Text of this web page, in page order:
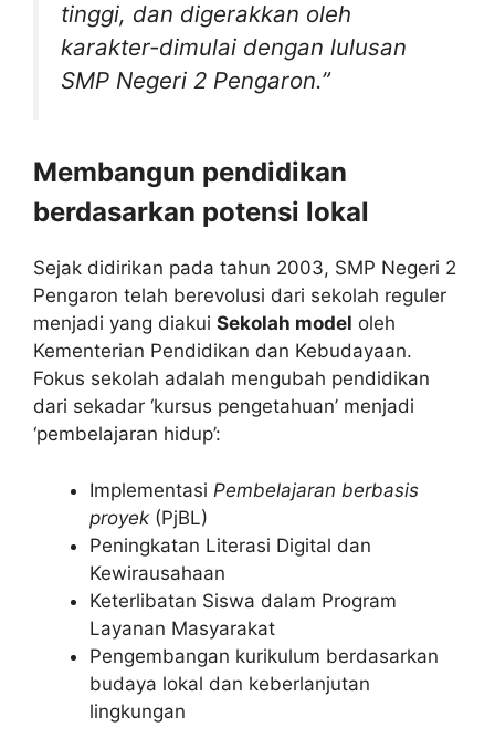
tinggi, dan digerakkan oleh
karakter-dimulai dengan lulusan
SMP Negeri 2 Pengaron.”
Membangun pendidikan
berdasarkan potensi lokal
Sejak didirikan pada tahun 2003, SMP Negeri 2
Pengaron telah berevolusi dari sekolah reguler
menjadi yang diakui Sekolah model oleh
Kementerian Pendidikan dan Kebudayaan.
Fokus sekolah adalah mengubah pendidikan
dari sekadar ‘kursus pengetahuan’ menjadi
‘pembelajaran hidup’:
Implementasi Pembelajaran berbasis
proyek (PjBL)
Peningkatan Literasi Digital dan
Kewirausahaan
Keterlibatan Siswa dalam Program
Layanan Masyarakat
Pengembangan kurikulum berdasarkan
budaya lokal dan keberlanjutan
lingkungan